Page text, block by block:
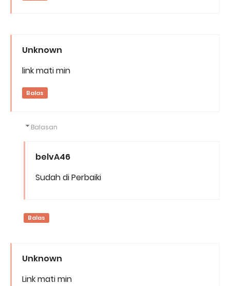
Unknown
link mati min
Balas
Balasan
belvA46
Sudah di Perbaiki
Balas
Unknown
Link mati min